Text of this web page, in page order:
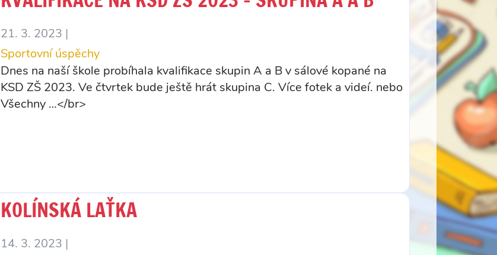
21. 3. 2023 |
Sportovní úspěchy
Dnes na naší škole probíhala kvalifikace skupin A a B v sálové kopané na
KSD ZŠ 2023. Ve čtvrtek bude ještě hrát skupina C. Více fotek a videí. nebo
Všechny …</br>
KOLÍNSKÁ LAŤKA
14. 3. 2023 |